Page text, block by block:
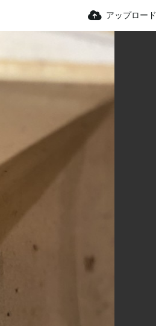
アップロード